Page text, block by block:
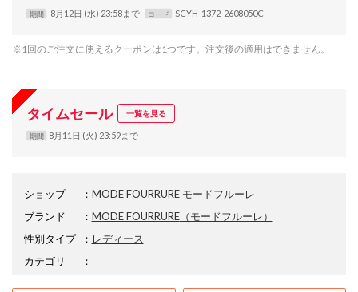
期間 8月12日 (水) 23:58まで コード SCYH-1372-2608050C
※1回のご注文に使えるクーポンは1つです。注文後の適用はできません。
タイムセール 一覧を見る
期間 8月11日 (火) 23:59まで
ショップ ： MODE FOURRURE モードフルーレ
ブランド
： MODE FOURRURE（モードフルーレ）
性別タイプ
： レディース
カテゴリ
：